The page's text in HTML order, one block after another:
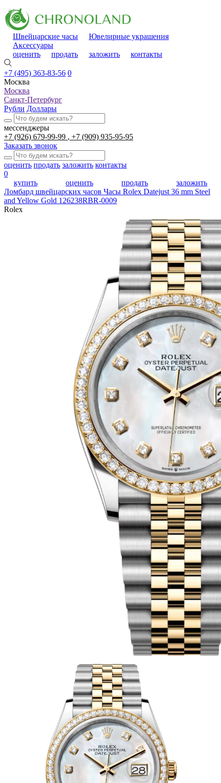
Швейцарские часы
Ювелирные украшения
Аксессуары
оценить
продать заложить контакты
+7 (495) 363-83-56 0
Москва
Москва
Санкт-Петербург
Рубли Доллары
мессенджеры
+7 (926) 679-99-99
+7 (909) 935-95-95
Заказать звонок
оценить продать заложить контакты
0
купить
оценить продать
заложить
Ломбард швейцарских часов Часы Rolex Datejust 36 mm Steel
and Yellow Gold 126238RBR-0009
Rolex